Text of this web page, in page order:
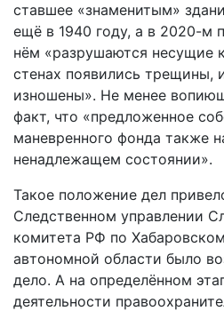
ставшее «знаменитым»
ещё в 1940 году, а в 2020-м
нём «разрушаются несущие
стенах появились трещины,
изношены». Не менее
факт, что «предложенное
маневренного фонда также
ненадлежащем состоянии».
Такое положение дел
Следственном управлении
комитета РФ по
автономной области было
дело. А на определённом
деятельности